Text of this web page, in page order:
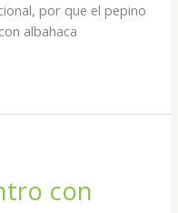
por que el pepino
albahaca
con